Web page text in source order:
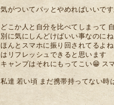
気がついてパッとやめればいいで
どこか人と自分を比べてしまって
別に気にしんどけばいい事なのにね
ほんとスマホに振り回されてる
はリフレッシュできると思います
キャンプはそれにもってこい😁 ス
私達 若い頃 まだ携帯持ってない時